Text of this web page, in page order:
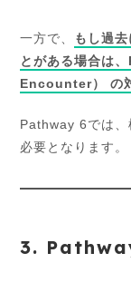
一方で、 もし過
とがある場合は
Encounter） の
Pathway 6では、
必要となります。
3.